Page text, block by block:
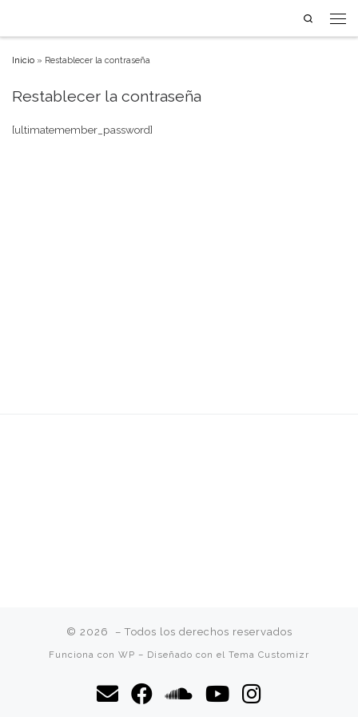
Search
Inicio » Restablecer la contraseña
Restablecer la contraseña
[ultimatemember_password]
© 2026 – Todos los derechos reservados
Funciona con WP – Diseñado con el Tema Customizr